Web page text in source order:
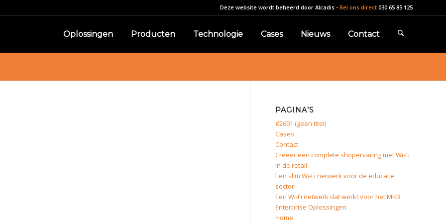
Deze website wordt beheerd door Alcadis - Bel ons direct 030 65 85 125
Oplossingen Producten Technologie Cases Nieuws Contact
PAGINA’S
#2601 (geen titel)
Cases
Contact
Creëer een complete shopervaring met Wi-Fi
in de retail
Een slim Wi-Fi netwerk voor de educatie
sector
Een Wi-Fi netwerk dat werkt voor het MKB
Enterprise Oplossingen
Home